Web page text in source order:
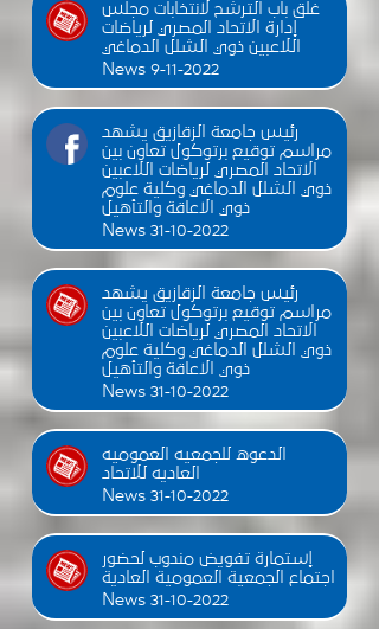
غلق باب الترشح لانتخابات مجلس
إدارة الاتحاد المصري لرياضات
اللاعبين ذوي الشلل الدماغي
News 9-11-2022
رئيس جامعة الزقازيق يشهد
مراسم توقيع برتوكول تعاون بين
الاتحاد المصري لرياضات اللاعبين
ذوي الشلل الدماغي وكلية علوم
ذوي الاعاقة والتأهيل
News 31-10-2022
رئيس جامعة الزقازيق يشهد
مراسم توقيع برتوكول تعاون بين
الاتحاد المصري لرياضات اللاعبين
ذوي الشلل الدماغي وكلية علوم
ذوي الاعاقة والتأهيل
News 31-10-2022
الدعوه للجمعيه العموميه
العاديه للاتحاد
News 31-10-2022
إستمارة تفويض مندوب لحضور
اجتماع الجمعية العمومية العادية
News 31-10-2022